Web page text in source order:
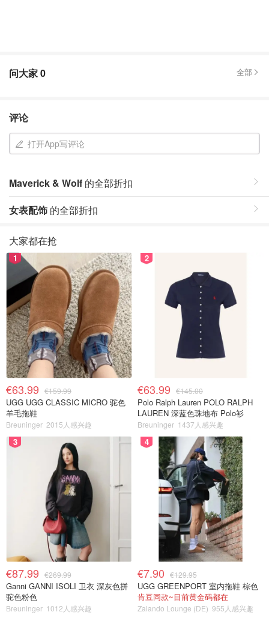
问大家0 全部
评论
打开App写评论
Maverick & Wolf 的全部折扣
女表配饰 的全部折扣
大家都在抢
1
€63.99 €159.99
UGG UGG CLASSIC MICRO 驼色
羊毛拖鞋
Breuninger 2015人感兴趣
2
€63.99 €145.00
Polo Ralph Lauren POLO RALPH
LAUREN 深蓝色珠地布 Polo衫
Breuninger 1437人感兴趣
3
€87.99 €269.99
Ganni GANNI ISOLI 卫衣 深灰色拼
驼色粉色
Breuninger 1012人感兴趣
4
€7.90 €129.95
UGG GREENPORT 室内拖鞋 棕色
肯豆同款~目前黄金码都在
Zalando Lounge (DE) 955人感兴趣